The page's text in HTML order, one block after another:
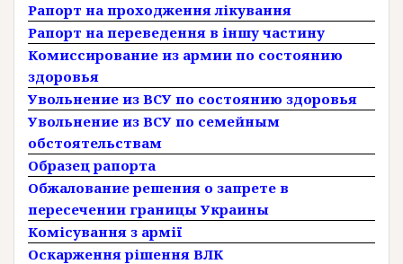
Рапорт на проходження лікування
Рапорт на переведення в іншу частину
Комиссирование из армии по состоянию
здоровья
Увольнение из ВСУ по состоянию здоровья
Увольнение из ВСУ по семейным
обстоятельствам
Образец рапорта
Обжалование решения о запрете в
пересечении границы Украины
Комісування з армії
Оскарження рішення ВЛК